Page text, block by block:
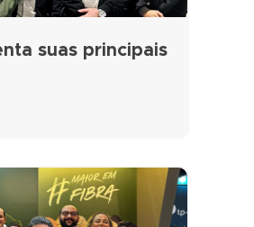
suas principais